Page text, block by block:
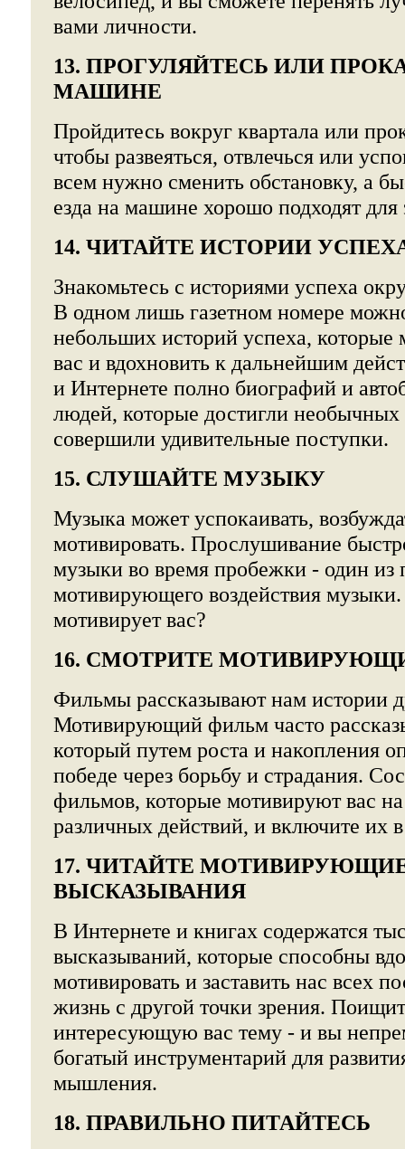
вами личности.
13. ПРОГУЛЯЙТЕСЬ ИЛИ
МАШИНЕ
Пройдитесь вокруг квартала или
чтобы развеяться, отвлечься или
всем нужно сменить обстановку, а
езда на машине хорошо подходят для
14. ЧИТАЙТЕ ИСТОРИИ
Знакомьтесь с историями успеха
В одном лишь газетном номере
небольших историй успеха, которые
вас и вдохновить к дальнейшим
и Интернете полно биографий и
людей, которые достигли необычных
совершили удивительные поступки.
15. СЛУШАЙТЕ МУЗЫКУ
Музыка может успокаивать,
мотивировать. Прослушивание
музыки во время пробежки - один из
мотивирующего воздействия
мотивирует вас?
16. СМОТРИТЕ
Фильмы рассказывают нам истории
Мотивирующий фильм часто
который путем роста и накопления
победе через борьбу и страдания.
фильмов, которые мотивируют вас
различных действий, и включите их
17. ЧИТАЙТЕ
ВЫСКАЗЫВАНИЯ
В Интернете и книгах содержатся
высказываний, которые способны
мотивировать и заставить нас всех
жизнь с другой точки зрения.
интересующую вас тему - и вы
богатый инструментарий для
мышления.
18. ПРАВИЛЬНО ПИТАЙТЕСЬ